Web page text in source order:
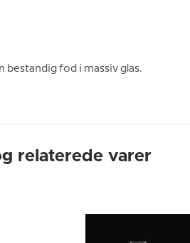
bestandig fod i massiv glas.
relaterede varer